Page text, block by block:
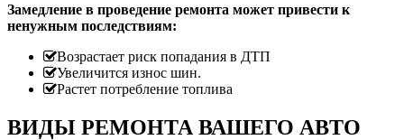
Замедление в проведение ремонта может привести к
ненужным последствиям:
Возрастает риск попадания в ДТП
Увеличится износ шин.
Растет потребление топлива
ВИДЫ РЕМОНТА ВАШЕГО АВТО